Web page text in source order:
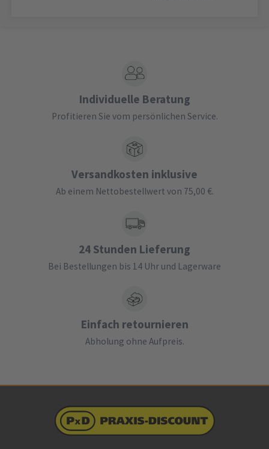
Individuelle Beratung
Profitieren Sie vom persönlichen Service.
Versandkosten inklusive
Ab einem Nettobestellwert von 75,00 €.
24 Stunden Lieferung
Bei Bestellungen bis 14 Uhr und Lagerware
Einfach retournieren
Abholung ohne Aufpreis.